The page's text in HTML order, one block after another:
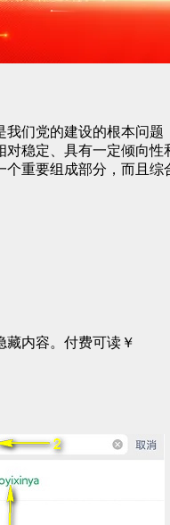
们党的建设的根本问
稳定、具有一定倾向
重要组成部分，而且
内容。 付费可读 ￥